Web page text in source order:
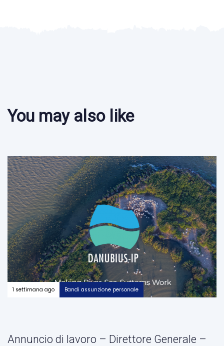
You may also like
1 settimana ago Bandi assunzione personale
Annuncio di lavoro – Direttore Generale –